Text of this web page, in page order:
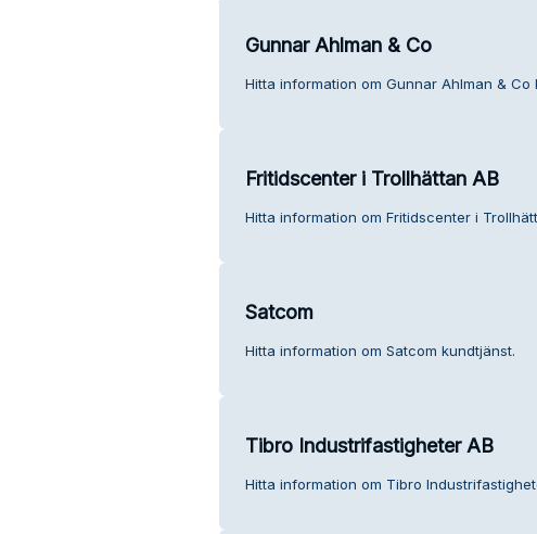
Gunnar Ahlman & Co
Hitta information om Gunnar Ahlman & Co
Fritidscenter i Trollhättan AB
Hitta information om Fritidscenter i
Satcom
Hitta information om Satcom kundtjänst.
Tibro Industrifastigheter AB
Hitta information om Tibro